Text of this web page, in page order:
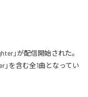
」が配信開始された。
を含む全1曲となってい